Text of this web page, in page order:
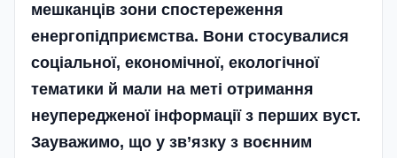
мешканців зони спостереження
енергопідприємства. Вони стосувалися
соціальної, економічної, екологічної
тематики й мали на меті отримання
неупередженої інформації з перших вуст.
Зауважимо, що у зв’язку з воєнним